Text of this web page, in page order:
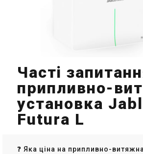
Часті
припливно-
установка
Futura L
❓ Яка ціна на припливно-